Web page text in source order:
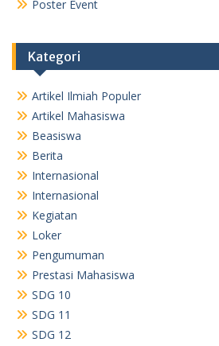
Poster Event
Kategori
Artikel Ilmiah Populer
Artikel Mahasiswa
Beasiswa
Berita
Internasional
Internasional
Kegiatan
Loker
Pengumuman
Prestasi Mahasiswa
SDG 10
SDG 11
SDG 12